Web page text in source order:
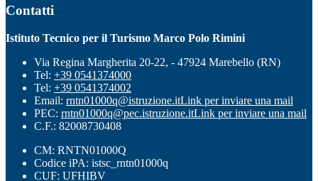
Contatti
Istituto Tecnico per il Turismo Marco Polo Rimini
Via Regina Margherita 20-22, - 47924 Marebello (RN)
Tel: +39 0541374000
Tel: +39 0541374002
Email: rntn01000q@istruzione.itLink per inviare una mail
PEC: rntn01000q@pec.istruzione.itLink per inviare una mail
C.F.: 82008730408
CM: RNTN01000Q
Codice iPA: istsc_rntn01000q
CUF: UFHIBV